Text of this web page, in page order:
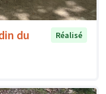
du
Réalisé